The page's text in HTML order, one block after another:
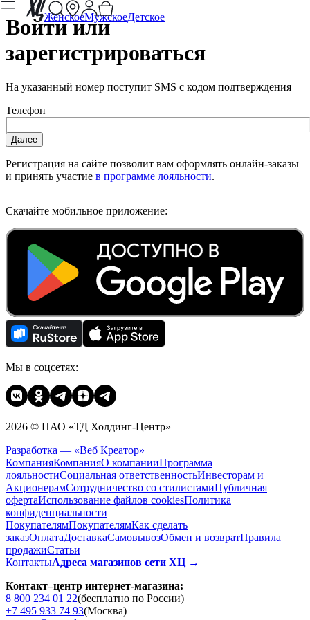
ЖенскоеМужскоеДетское
Войти или
зарегистрироваться
На указанный номер поступит SMS с кодом подтверждения
Телефон
Регистрация на сайте позволит вам оформлять онлайн-заказы
и принять участие в программе лояльности.
Скачайте мобильное приложение:
Мы в соцсетях:
2026 © ПАО «ТД Холдинг-Центр»
Разработка — «Веб Креатор»
КомпанияКомпанияО компанииПрограмма
лояльностиСоциальная ответственностьИнвесторам и
АкционерамСотрудничество со стилистамиПубличная
офертаИспользование файлов cookiesПолитика
конфиденциальности
ПокупателямПокупателямКак сделать
заказОплатаДоставкаCамовывозОбмен и возвратПравила
продажиСтатьи
КонтактыАдреса магазинов сети ХЦ →
Контакт–центр интернет-магазина:
8 800 234 01 22(бесплатно по России)
+7 495 933 74 93(Москва)